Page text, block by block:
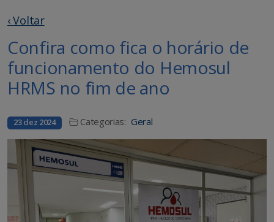
‹ Voltar
Confira como fica o horário de
funcionamento do Hemosul
HRMS no fim de ano
23 dez 2024 Categorias: Geral